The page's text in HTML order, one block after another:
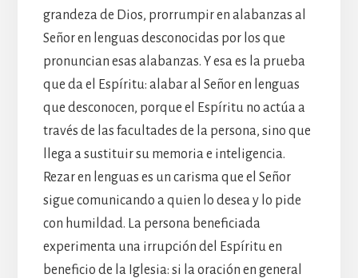
grandeza de Dios, prorrumpir en alabanzas al
Señor en lenguas desconocidas por los que
pronuncian esas alabanzas. Y esa es la prueba
que da el Espíritu: alabar al Señor en lenguas
que desconocen, porque el Espíritu no actúa a
través de las facultades de la persona, sino que
llega a sustituir su memoria e inteligencia.
Rezar en lenguas es un carisma que el Señor
sigue comunicando a quien lo desea y lo pide
con humildad. La persona beneficiada
experimenta una irrupción del Espíritu en
beneficio de la Iglesia: si la oración en general